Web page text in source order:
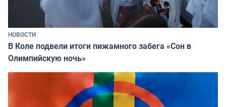
НОВОСТИ
В Коле подвели итоги пижамного забега «Сон в
Олимпийскую ночь»